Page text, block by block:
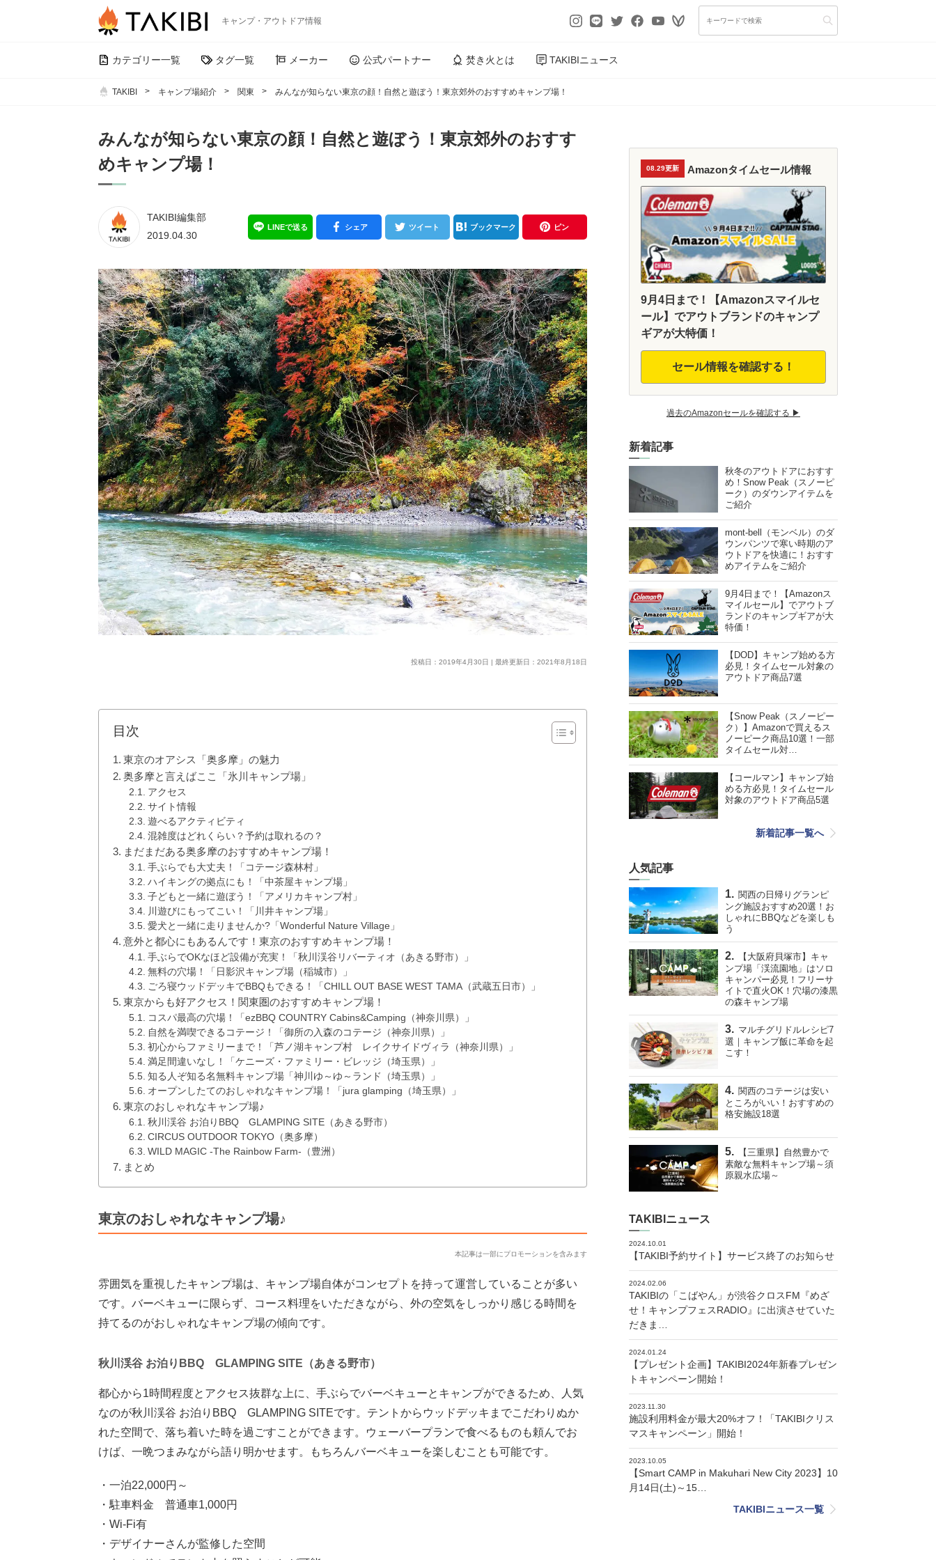
キャンプ・アウトドア情報
カテゴリー一覧 タグ一覧 メーカー 公式パートナー 焚き火とは TAKIBIニュース
TAKIBI キャンプ場紹介 関東 みんなが知らない東京の顔！自然と遊ぼう！東京郊外のおすすめキャンプ場！
みんなが知らない東京の顔！自然と遊ぼう！東京郊外のおすす
めキャンプ場！
TAKIBI編集部
2019.04.30
LINEで送る シェア ツイート ブックマーク ピン
投稿日：2019年4月30日 | 最終更新日：2021年8月18日
目次
東京のオアシス「奥多摩」の魅力
奥多摩と言えばここ「氷川キャンプ場」
アクセス
サイト情報
遊べるアクティビティ
混雑度はどれくらい？予約は取れるの？
まだまだある奥多摩のおすすめキャンプ場！
手ぶらでも大丈夫！「コテージ森林村」
ハイキングの拠点にも！「中茶屋キャンプ場」
子どもと一緒に遊ぼう！「アメリカキャンプ村」
川遊びにもってこい！「川井キャンプ場」
愛犬と一緒に走りませんか?「Wonderful Nature Village」
意外と都心にもあるんです！東京のおすすめキャンプ場！
手ぶらでOKなほど設備が充実！「秋川渓谷リバーティオ（あきる野市）」
無料の穴場！「日影沢キャンプ場（稲城市）」
ごろ寝ウッドデッキでBBQもできる！「CHILL OUT BASE WEST TAMA（武蔵五日市）」
東京からも好アクセス！関東圏のおすすめキャンプ場！
コスパ最高の穴場！「ezBBQ COUNTRY Cabins&Camping（神奈川県）」
自然を満喫できるコテージ！「御所の入森のコテージ（神奈川県）」
初心からファミリーまで！「芦ノ湖キャンプ村 レイクサイドヴィラ（神奈川県）」
満足間違いなし！「ケニーズ・ファミリー・ビレッジ（埼玉県）」
知る人ぞ知る名無料キャンプ場「神川ゆ～ゆ～ランド（埼玉県）」
オープンしたてのおしゃれなキャンプ場！「jura glamping（埼玉県）」
東京のおしゃれなキャンプ場♪
秋川渓谷 お泊りBBQ GLAMPING SITE（あきる野市）
CIRCUS OUTDOOR TOKYO（奥多摩）
WILD MAGIC -The Rainbow Farm-（豊洲）
まとめ
東京のおしゃれなキャンプ場♪
本記事は一部にプロモーションを含みます
雰囲気を重視したキャンプ場は、キャンプ場自体がコンセプトを持って運営していることが多い
です。バーベキューに限らず、コース料理をいただきながら、外の空気をしっかり感じる時間を
持てるのがおしゃれなキャンプ場の傾向です。
秋川渓谷 お泊りBBQ GLAMPING SITE（あきる野市）
都心から1時間程度とアクセス抜群な上に、手ぶらでバーベキューとキャンプができるため、人気
なのが秋川渓谷 お泊りBBQ GLAMPING SITEです。テントからウッドデッキまでこだわりぬか
れた空間で、落ち着いた時を過ごすことができます。ウェーバープランで食べるものも頼んでお
けば、一晩つまみながら語り明かせます。もちろんバーベキューを楽しむことも可能です。
・一泊22,000円～
・駐車料金 普通車1,000円
・Wi-Fi有
・デザイナーさんが監修した空間
08.29更新 Amazonタイムセール情報
9月4日まで！【Amazonスマイルセ
ール】でアウトブランドのキャンプ
ギアが大特価！
セール情報を確認する！
過去のAmazonセールを確認する ▶︎
新着記事
秋冬のアウトドアにおすす
め！Snow Peak（スノーピ
ーク）のダウンアイテムを
ご紹介
mont-bell（モンベル）のダ
ウンパンツで寒い時期のア
ウトドアを快適に！おすす
めアイテムをご紹介
9月4日まで！【Amazonス
マイルセール】でアウトブ
ランドのキャンプギアが大
特価！
【DOD】キャンプ始める方
必見！タイムセール対象の
アウトドア商品7選
【Snow Peak（スノーピー
ク）】Amazonで買えるス
ノーピーク商品10選！一部
タイムセール対…
【コールマン】キャンプ始
める方必見！タイムセール
対象のアウトドア商品5選
新着記事一覧へ
人気記事
関西の日帰りグランピ
ング施設おすすめ20選！お
しゃれにBBQなどを楽しも
う
【大阪府貝塚市】キャ
ンプ場「渓流園地」はソロ
キャンパー必見！フリーサ
イトで直火OK！穴場の漆黒
の森キャンプ場
マルチグリドルレシピ7
選｜キャンプ飯に革命を起
こす！
関西のコテージは安い
ところがいい！おすすめの
格安施設18選
【三重県】自然豊かで
素敵な無料キャンプ場～須
原親水広場～
TAKIBIニュース
2024.10.01
【TAKIBI予約サイト】サービス終了のお知らせ
2024.02.06
TAKIBIの「こばやん」が渋谷クロスFM『めざ
せ！キャンプフェスRADIO』に出演させていた
だきま…
2024.01.24
【プレゼント企画】TAKIBI2024年新春プレゼン
トキャンペーン開始！
2023.11.30
施設利用料金が最大20%オフ！「TAKIBIクリス
マスキャンペーン」開始！
2023.10.05
【Smart CAMP in Makuhari New City 2023】10
月14日(土)～15…
TAKIBIニュース一覧